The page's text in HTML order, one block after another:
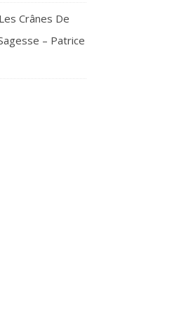
Crânes De
– Patrice